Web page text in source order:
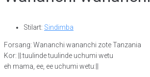
Stilart: Sindimba
Forsang: Wananchi wananchi zote Tanzania
Kor: ||:tuulinde tuulinde uchumi wetu
eh mama, ee, ee uchumi wetu:||